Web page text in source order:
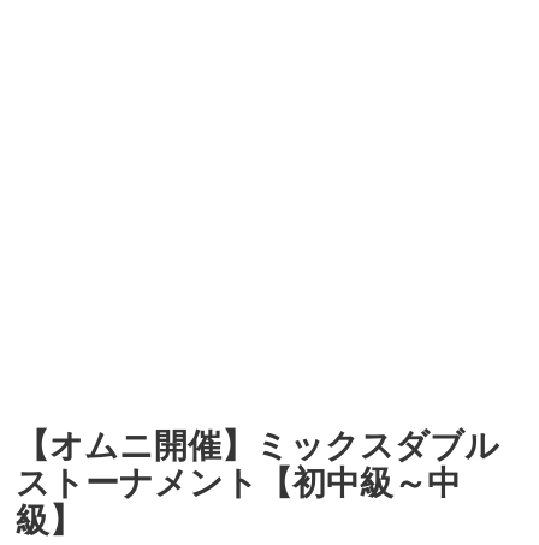
【オムニ開催】ミックスダブル
ストーナメント【初中級～中
級】